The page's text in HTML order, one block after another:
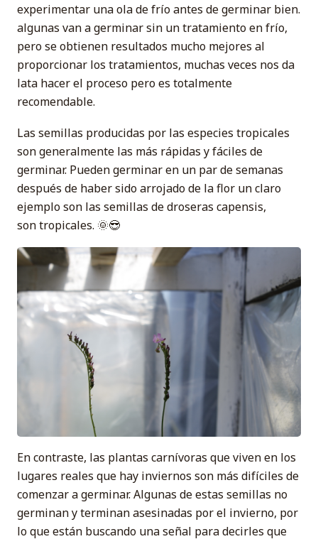
experimentar una ola de frío antes de germinar bien.
algunas van a germinar sin un tratamiento en frío,
pero se obtienen resultados mucho mejores al
proporcionar los tratamientos, muchas veces nos da
lata hacer el proceso pero es totalmente
recomendable.
Las semillas producidas por las especies tropicales
son generalmente las más rápidas y fáciles de
germinar. Pueden germinar en un par de semanas
después de haber sido arrojado de la flor un claro
ejemplo son las semillas de droseras capensis,
son tropicales. 🌞😎
En contraste, las plantas carnívoras que viven en los
lugares reales que hay inviernos son más difíciles de
comenzar a germinar. Algunas de estas semillas no
germinan y terminan asesinadas por el invierno, por
lo que están buscando una señal para decirles que